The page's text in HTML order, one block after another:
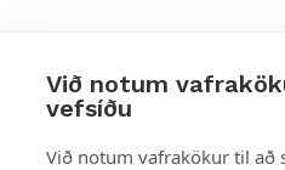
Við notum
vefsíðu
Við notum vafrakökur til að
Styttu þér leið